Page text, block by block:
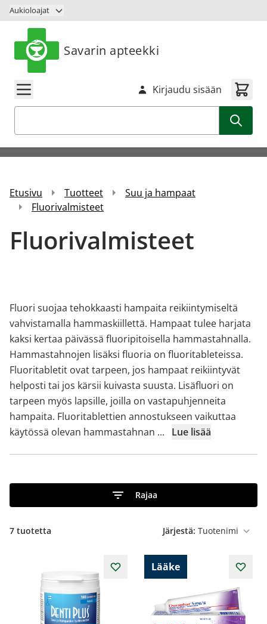
Siirry sisältöön
Aukioloajat
Savarin apteekki
Kirjaudu sisään
Etusivu Tuotteet
Suu ja hampaat
Fluorivalmisteet
Fluorivalmisteet
Fluori suojaa tehokkaasti hampaita reikiintymiseltä
vahvistamalla hammaskiillettä. Hampaat tulee harjata
kaksi kertaa päivässä fluoripitoisella hammastahnalla.
Hammastahnojen lisäksi fluoria on fluoritableteissa.
Fluoritabletit ovat tarpeen, jos hampaat reikiintyvät
helposti tai jos kärsii kuivasta suusta. Lisäfluori on
tarpeen myös lapsille, joilla on vastapuhjenneita
hampaita. Fluoritablettien annostukseen vaikuttaa
käytössä olevan hammastahnan ... Lue lisää
Rajaa
7 tuotetta Järjestä:
Lääke